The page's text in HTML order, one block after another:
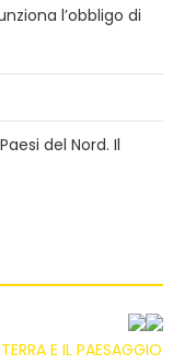
l’obbligo di
del Nord. Il